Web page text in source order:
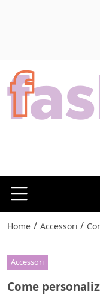
Home / Accessori /
Accessori
Come